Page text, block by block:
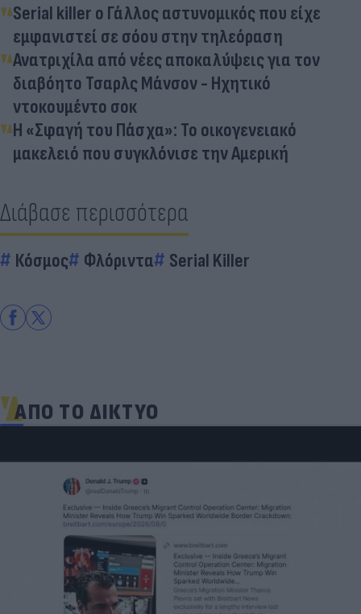
Serial killer ο Γάλλος αστυνομικός που είχε
εμφανιστεί σε σόου στην τηλεόραση
Ανατριχίλα από νέες αποκαλύψεις για τον
διαβόητο Τσαρλς Μάνσον - Ηχητικό
ντοκουμέντο σοκ
Η «Σφαγή του Πάσχα»: Το οικογενειακό
μακελειό που συγκλόνισε την Αμερική
Διάβασε περισσότερα
Κόσμος Φλόριντα Serial Killer
ΑΠΟ ΤΟ ΔΙΚΤΥΟ